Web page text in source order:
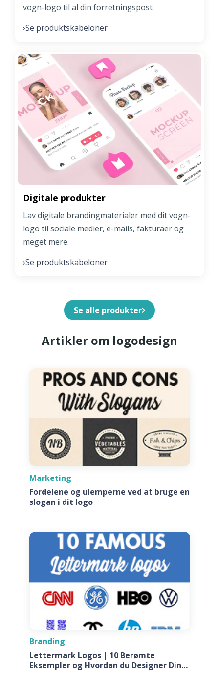
vogn-logo til al din forretningspost.
›Se produktskabeloner
Digitale produkter
Lav digitale brandingmaterialer med dit vogn-
logo til sociale medier, e-mails, fakturaer og
meget mere.
›Se produktskabeloner
Se alle produkter
Artikler om logodesign
Marketing
Fordelene og ulemperne ved at bruge en
slogan i dit logo
Branding
Lettermark Logos | 10 Berømte
Eksempler og Hvordan du Designer Din